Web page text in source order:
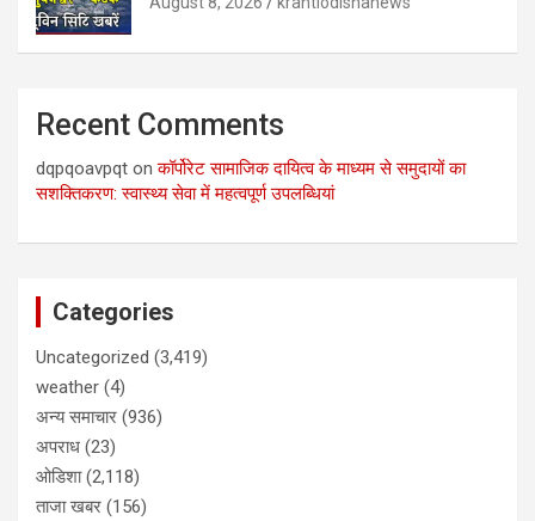
Recent Comments
dqpqoavpqt onकॉर्पोरेट सामाजिक दायित्व के माध्यम से समुदायों का
सशक्तिकरण: स्वास्थ्य सेवा में महत्वपूर्ण उपलब्धियां
Categories
Uncategorized (3,419)
weather (4)
अन्य समाचार (936)
अपराध (23)
ओडिशा(2,118)
ताजा खबर (156)